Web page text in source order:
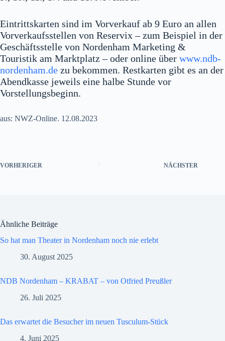
Eintrittskarten sind im Vorverkauf ab 9 Euro an allen
Vorverkaufsstellen von Reservix – zum Beispiel in der
Geschäftsstelle von Nordenham Marketing &
Touristik am Marktplatz – oder online über www.ndb-
nordenham.de zu bekommen. Restkarten gibt es an der
Abendkasse jeweils eine halbe Stunde vor
Vorstellungsbeginn.
aus: NWZ-Online. 12.08.2023
VORHERIGER NÄCHSTER
Ähnliche Beiträge
So hat man Theater in Nordenham noch nie erlebt
30. August 2025
NDB Nordenham – KRABAT – von Otfried Preußler
26. Juli 2025
Das erwartet die Besucher im neuen Tusculum-Stück
4. Juni 2025